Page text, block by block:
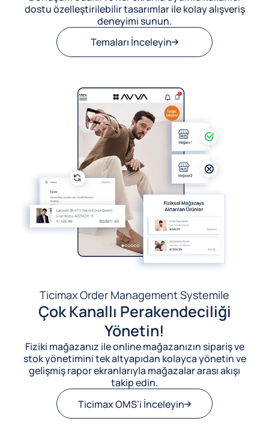
dostu özelleştirilebilir tasarımlar ile kolay alışveriş
deneyimi sunun.
Temaları İnceleyin
Ticimax Order Management Systemile
Çok Kanallı Perakendeciliği
Yönetin!
Fiziki mağazanız ile online mağazanızın sipariş ve
stok yönetimini tek altyapıdan kolayca yönetin ve
gelişmiş rapor ekranlarıyla mağazalar arası akışı
takip edin.
Ticimax OMS’i İnceleyin